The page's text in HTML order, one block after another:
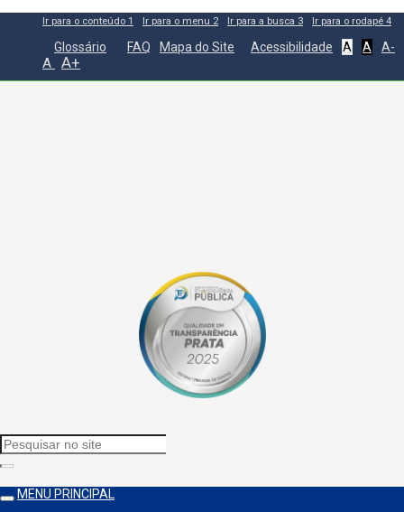
Ir para o conteúdo 1 Ir para o menu 2 Ir para a busca 3 Ir para o rodapé 4
Glossário FAQ Mapa do Site Acessibilidade A A A-
A A+
MENU PRINCIPAL